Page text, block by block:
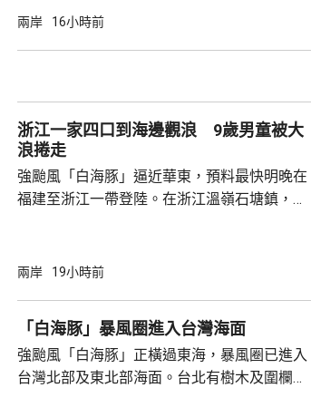
級，陣風15至17級；浙江、上海、江蘇等地，
400毫米，浙江東部局部更將超過600毫米。
上海市氣象台指，「白海豚...
兩岸 16小時前
浙江一家四口到海邊觀浪 9歲男童被大
浪捲走
強颱風「白海豚」逼近華東，預料最快明晚在
福建至浙江一帶登陸。在浙江溫嶺石塘鎮，有
是一家人的兩名成人及兩名小童在海邊觀浪，
石塘鎮政府證實事件，指正搜尋失蹤男童。
兩岸 19小時前
「白海豚」暴風圈進入台灣海面
強颱風「白海豚」正橫過東海，暴風圈已進入
台灣北部及東北部海面。台北有樹木及圍欄倒